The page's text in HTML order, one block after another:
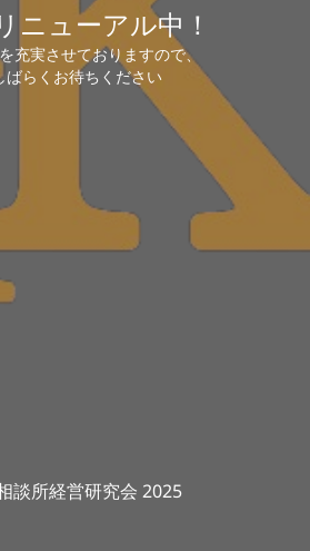
ニューアル中！
充実させておりますので、
ばらくお待ちください
談所経営研究会 2025